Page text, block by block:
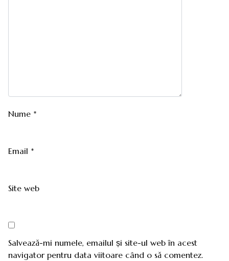
Nume *
Email *
Site web
Salvează-mi numele, emailul și site-ul web în acest
navigator pentru data viitoare când o să comentez.